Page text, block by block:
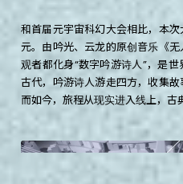
和首届元宇宙科幻大会相比，本
元。由吟光、云龙的原创音乐《
观者都化身“数字吟游诗人”，是
古代，吟游诗人游走四方，收集故
而如今，旅程从现实进入线上，古